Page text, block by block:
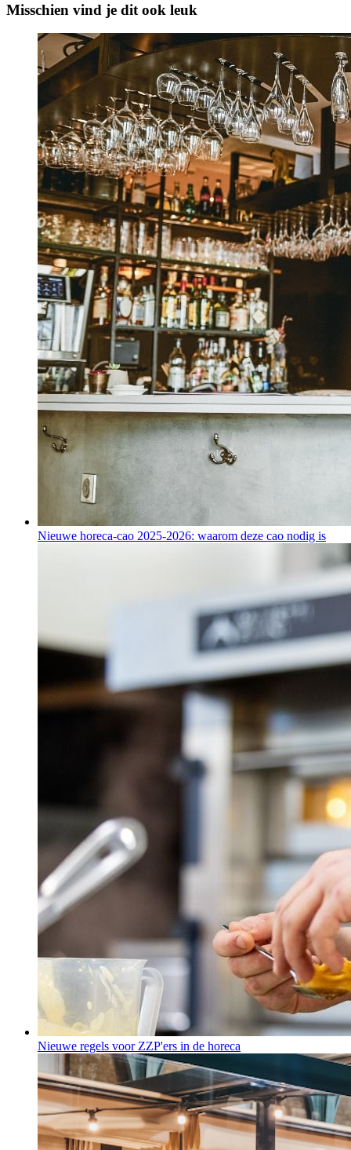
Misschien vind je dit ook leuk
Nieuwe horeca-cao 2025-2026: waarom deze cao nodig is
Nieuwe regels voor ZZP'ers in de horeca